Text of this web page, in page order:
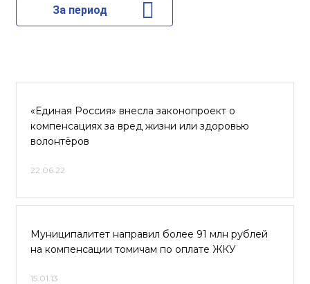
За период
«Единая Россия» внесла законопроект о
компенсациях за вред жизни или здоровью
волонтёров
22.06.22
Муниципалитет направил более 91 млн рублей
на компенсации томичам по оплате ЖКУ
15.01.13